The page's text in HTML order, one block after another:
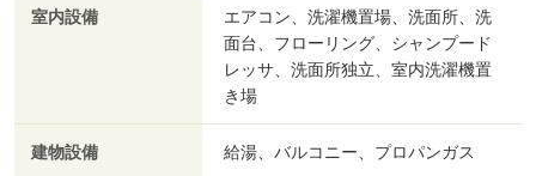
室内設備
エアコン、洗濯機置場、洗面所、洗
面台、フローリング、シャンプード
レッサ、洗面所独立、室内洗濯機置
き場
建物設備 給湯、バルコニー、プロパンガス